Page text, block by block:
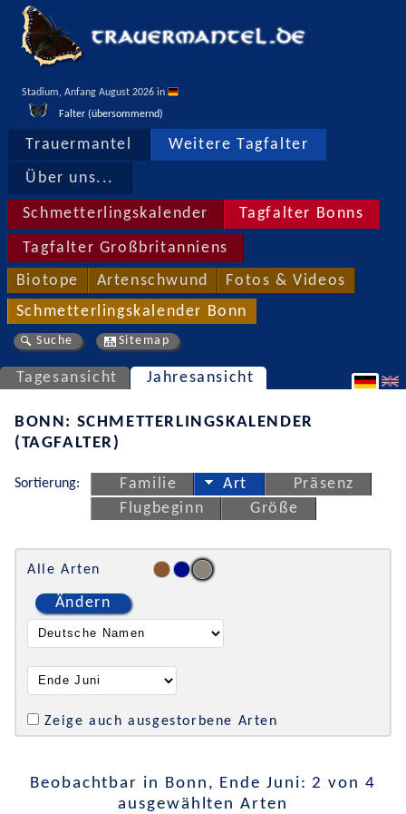
Stadium, Anfang August 2026 in
Falter (übersommernd)
Trauermantel Weitere Tagfalter
Über uns...
Schmetterlingskalender Tagfalter Bonns
Tagfalter Großbritanniens
Biotope Artenschwund Fotos & Videos
Schmetterlingskalender Bonn
Suche Sitemap
Tagesansicht Jahresansicht
BONN: SCHMETTERLINGSKALENDER
(TAGFALTER)
Sortierung: Familie Art
Präsenz
Flugbeginn
Größe
Alle Arten
Ändern
Zeige auch ausgestorbene Arten
Beobachtbar in Bonn, Ende Juni: 2 von 4
ausgewählten Arten